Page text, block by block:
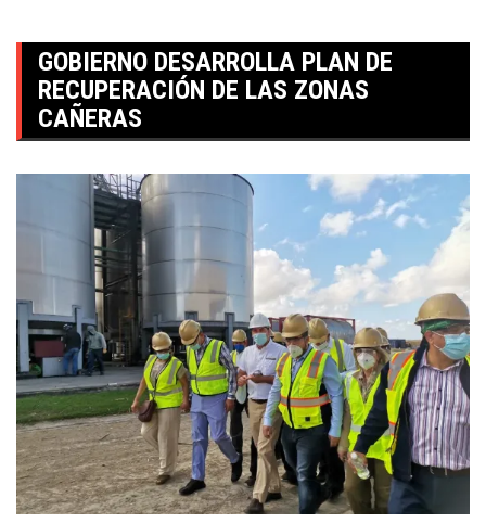
GOBIERNO DESARROLLA PLAN DE
RECUPERACIÓN DE LAS ZONAS
CAÑERAS